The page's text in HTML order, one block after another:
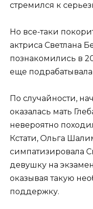
стремился к
Но все-таки
актриса Светлана
познакомились в
еще
По случайности,
оказалась мать
невероятно
Кстати, Ольга
симпатизировала
девушку на
оказывая такую
поддержку.